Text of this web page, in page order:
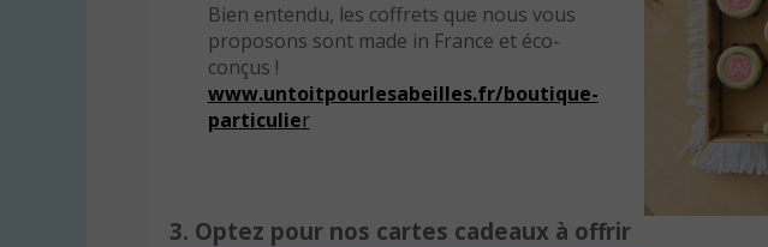
Bien entendu, les coffrets que nous vous
proposons sont made in France et éco-
conçus !
www.untoitpourlesabeilles.fr/boutique-
particulier
3. Optez pour nos cartes cadeaux à offrir